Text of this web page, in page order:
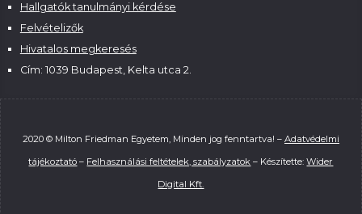
Hallgatók tanulmányi kérdése
Felvételizők
Hivatalos megkeresés
Cím: 1039 Budapest, Kelta utca 2.
2020 © Milton Friedman Egyetem, Minden jog fenntartva! – Adatvédelmi
tájékoztató – Felhasználási feltételek, szabályzatok – Készítette:Wider
Digital Kft.